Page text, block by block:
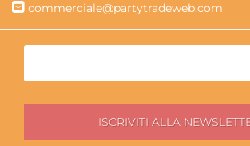
commerciale@partytradeweb.com